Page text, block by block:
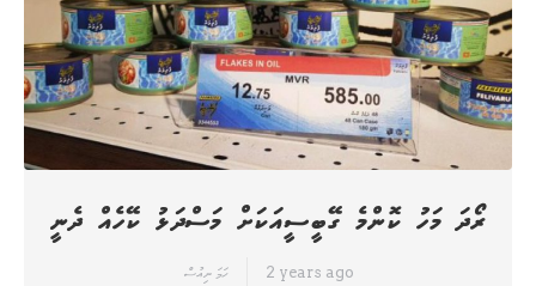
ރޯދަ މަހު ކޮންމެ ގޭބީސީއަކަށް މަސްދަޅު ކޭހެއް ދެނީ
ހަމަ ނިއުސް 2 years ago